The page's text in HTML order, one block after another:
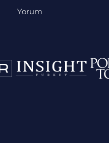
Yorum